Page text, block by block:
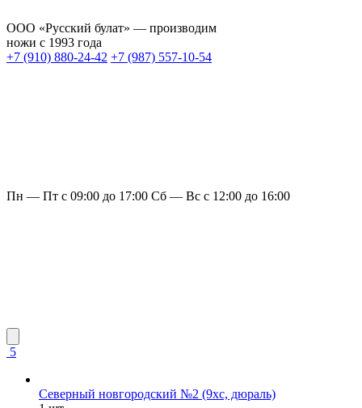
ООО «Русский булат» — производим
ножи с 1993 года
+7 (910) 880-24-42 +7 (987) 557-10-54
Пн — Пт с 09:00 до 17:00 Сб — Вс с 12:00 до 16:00
5
Северный новгородский №2 (9хс, дюраль)